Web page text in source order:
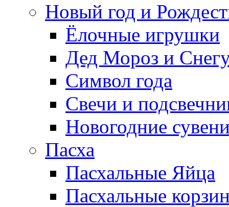
Новый год и
Ёлочные игрушки
Дед Мороз и
Символ года
Свечи и
Новогодние
Пасха
Пасхальные Яйца
Пасхальные